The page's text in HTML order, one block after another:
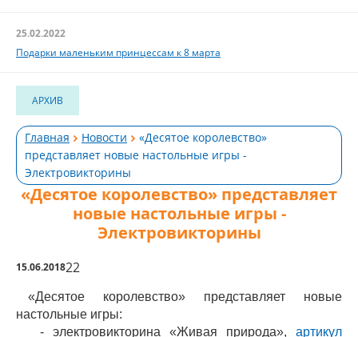
25.02.2022
Подарки маленьким принцессам к 8 марта
АРХИВ
Главная Новости
«Десятое королевство»
представляет новые настольные игры -
Электровикторины
«Десятое королевство» представляет
новые настольные игры -
Электровикторины
15.06.201822
«Десятое королевство» представляет новые
настольные игры:
- электровикторина «Живая природа», артикул